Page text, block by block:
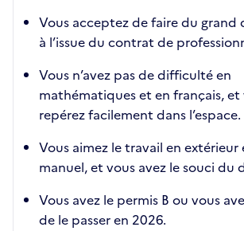
Vous acceptez de faire du grand
à l’issue du contrat de
Vous n’avez pas de difficulté en
mathématiques et en français, et
repérez facilement dans l’espace.
Vous aimez le travail en extérieur
manuel, et vous avez le souci du
Vous avez le permis B ou vous
de le passer en 2026.